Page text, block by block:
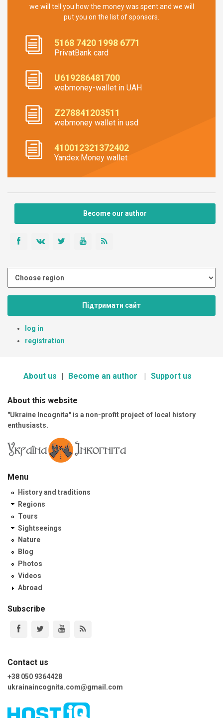
we will tell you how the money was spent and we will
put you on the list of sponsors.
5168 7420 1998 6771
PrivatBank card
U619286481700
webmoney-wallet in UAH
Z278841203511
webmoney wallet in usd
410012321372402
Yandex.Money wallet
Become our author
Підтримати сайт
log in
registration
About us Become an author Support us
About this website
"Ukraine Incognita" is a non-profit project of local history
enthusiasts.
Menu
History and traditions
Regions
Tours
Sightseeings
Nature
Blog
Photos
Videos
Abroad
Subscribe
Contact us
+38 050 9364428
ukrainaincognita.com@gmail.com